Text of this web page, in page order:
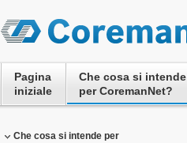
Pagina
iniziale
Che cosa si intende
per CoremanNet?
Che cosa si intende per